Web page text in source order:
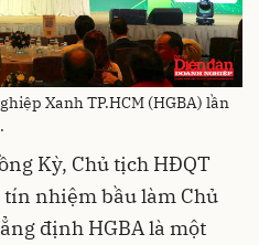
Xanh TP.HCM (HGBA) lần
Kỳ, Chủ tịch HĐQT
tín nhiệm bầu làm Chủ
định HGBA là một